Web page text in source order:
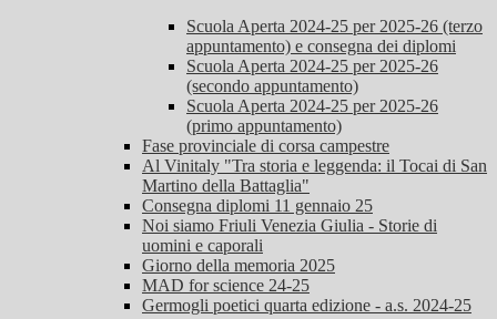
Scuola Aperta 2024-25 per 2025-26 (terzo
appuntamento) e consegna dei diplomi
Scuola Aperta 2024-25 per 2025-26
(secondo appuntamento)
Scuola Aperta 2024-25 per 2025-26
(primo appuntamento)
Fase provinciale di corsa campestre
Al Vinitaly "Tra storia e leggenda: il Tocai di San
Martino della Battaglia"
Consegna diplomi 11 gennaio 25
Noi siamo Friuli Venezia Giulia - Storie di
uomini e caporali
Giorno della memoria 2025
MAD for science 24-25
Germogli poetici quarta edizione - a.s. 2024-25